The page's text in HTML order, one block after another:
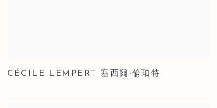
CÉCILE LEMPERT 塞西爾·倫珀特